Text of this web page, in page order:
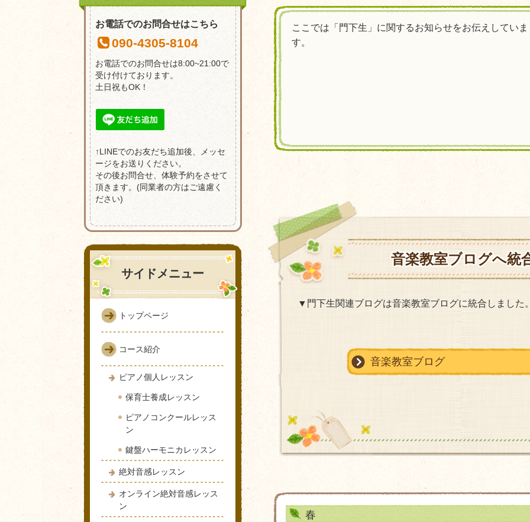
ここでは「門下生」に関するお知らせをお伝えしていま
す。
音楽教室ブログへ統
▼門下生関連ブログは音楽教室ブログに統合しました
音楽教室ブログ
春
お電話でのお問合せはこちら
090-4305-8104
お電話でのお問合せは8:00~21:00で
受け付けております。
土日祝もOK！
↑LINEでのお友だち追加後、メッセ
ージをお送りください。
その後お問合せ、体験予約をさせて
頂きます。(同業者の方はご遠慮く
ださい)
サイドメニュー
トップページ
コース紹介
ピアノ個人レッスン
保育士養成レッスン
ピアノコンクールレッス
ン
鍵盤ハーモニカレッスン
絶対音感レッスン
オンライン絶対音感レッス
ン